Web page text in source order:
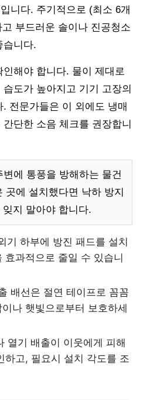
니다. 주기적으로 (최소 6개
부드러운 솔이나 진공청소
습니다.
해야 합니다. 물이 제대로
도가 높아지고 기기 고장의
전문가들은 이 외에도 냉매
단한 소음 체크를 권장합니
변에 통풍을 방해하는 물건
곳에 설치했다면 낙하 방지
지 말아야 합니다.
기 하부에 방진 패드를 설치
효과적으로 줄일 수 있습니
배선은 절연 테이프로 꼼꼼
나 햇빛으로부터 보호하세
열기 배출이 이웃에게 피해
하고, 필요시 설치 각도를 조